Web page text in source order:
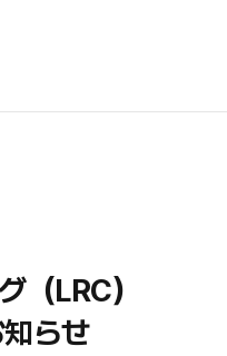
（LRC）
らせ